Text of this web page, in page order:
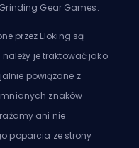
Gear Games.
przez Eloking są
należy je traktować jako
powiązane z
znaków
ani nie
poparcia ze strony